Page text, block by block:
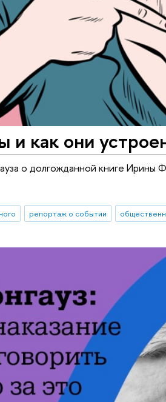
и как они
о долгожданной книге Ирины
репортаж о событии